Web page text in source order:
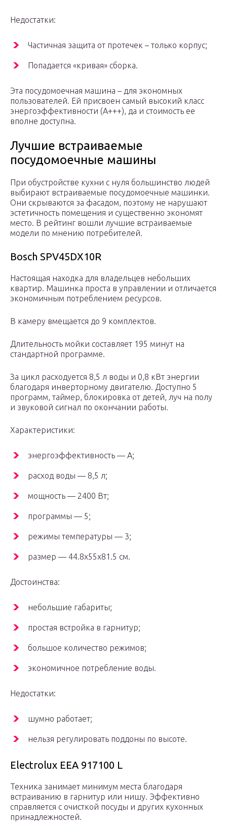
Недостатки:
Частичная защита от протечек – только корпус;
Попадается «кривая» сборка.
Эта посудомоечная машина – для экономных
пользователей. Ей присвоен самый высокий класс
энергоэффективности (А+++), да и стоимость ее
вполне доступна.
Лучшие встраиваемые
посудомоечные машины
При обустройстве кухни с нуля большинство людей
выбирают встраиваемые посудомоечные машинки.
Они скрываются за фасадом, поэтому не нарушают
эстетичность помещения и существенно экономят
место. В рейтинг вошли лучшие встраиваемые
модели по мнению потребителей.
Bosch SPV45DX10R
Настоящая находка для владельцев небольших
квартир. Машинка проста в управлении и отличается
экономичным потреблением ресурсов.
В камеру вмещается до 9 комплектов.
Длительность мойки составляет 195 минут на
стандартной программе.
За цикл расходуется 8,5 л воды и 0,8 кВт энергии
благодаря инверторному двигателю. Доступно 5
программ, таймер, блокировка от детей, луч на полу
и звуковой сигнал по окончании работы.
Характеристики:
энергоэффективность — А;
расход воды — 8,5 л;
мощность — 2400 Вт;
программы — 5;
режимы температуры — 3;
размер — 44.8x55x81.5 см.
Достоинства:
небольшие габариты;
простая встройка в гарнитур;
большое количество режимов;
экономичное потребление воды.
Недостатки:
шумно работает;
нельзя регулировать поддоны по высоте.
Electrolux EEA 917100 L
Техника занимает минимум места благодаря
встраиванию в гарнитур или нишу. Эффективно
справляется с очисткой посуды и других кухонных
принадлежностей.